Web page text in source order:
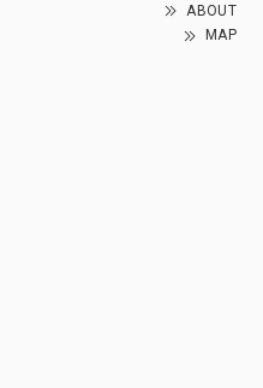
ABOUT
MAP